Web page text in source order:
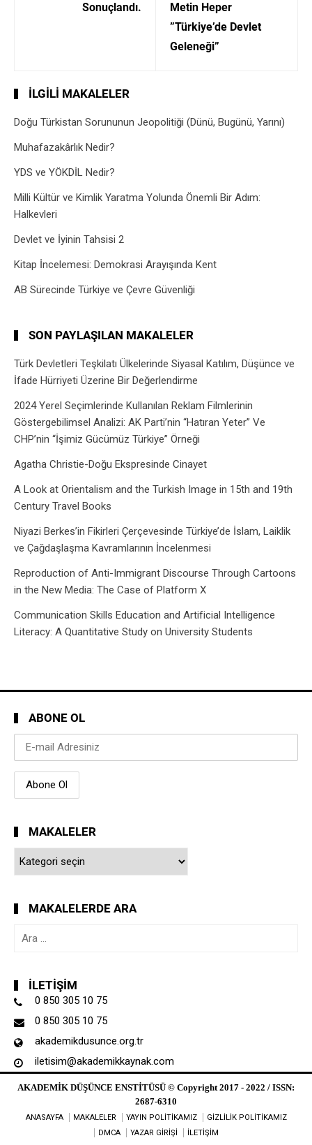
Sonuçlandı.
Metin Heper
”Türkiye’de Devlet
Geleneği”
İLGILI MAKALELER
Doğu Türkistan Sorununun Jeopolitiği (Dünü, Bugünü, Yarını)
Muhafazakârlık Nedir?
YDS ve YÖKDİL Nedir?
Milli Kültür ve Kimlik Yaratma Yolunda Önemli Bir Adım:
Halkevleri
Devlet ve İyinin Tahsisi 2
Kitap İncelemesi: Demokrasi Arayışında Kent
AB Sürecinde Türkiye ve Çevre Güvenliği
SON PAYLAŞILAN MAKALELER
Türk Devletleri Teşkilatı Ülkelerinde Siyasal Katılım, Düşünce ve
İfade Hürriyeti Üzerine Bir Değerlendirme
2024 Yerel Seçimlerinde Kullanılan Reklam Filmlerinin
Göstergebilimsel Analizi: AK Parti’nin “Hatıran Yeter” Ve
CHP’nin “İşimiz Gücümüz Türkiye” Örneği
Agatha Christie-Doğu Ekspresinde Cinayet
A Look at Orientalism and the Turkish Image in 15th and 19th
Century Travel Books
Niyazi Berkes’in Fikirleri Çerçevesinde Türkiye’de İslam, Laiklik
ve Çağdaşlaşma Kavramlarının İncelenmesi
Reproduction of Anti-Immigrant Discourse Through Cartoons
in the New Media: The Case of Platform X
Communication Skills Education and Artificial Intelligence
Literacy: A Quantitative Study on University Students
ABONE OL
MAKALELER
Makaleler
MAKALELERDE ARA
Arama:
İLETIŞIM
0 850 305 10 75
0 850 305 10 75
akademikdusunce.org.tr
iletisim@akademikkaynak.com
AKADEMİK DÜŞÜNCE ENSTİTÜSÜ © Copyright 2017 - 2022 / ISSN:
2687-6310
ANASAYFA MAKALELER YAYIN POLİTİKAMIZ
GİZLİLİK POLİTİKAMIZ
DMCA
YAZAR GİRİŞİ İLETİŞİM